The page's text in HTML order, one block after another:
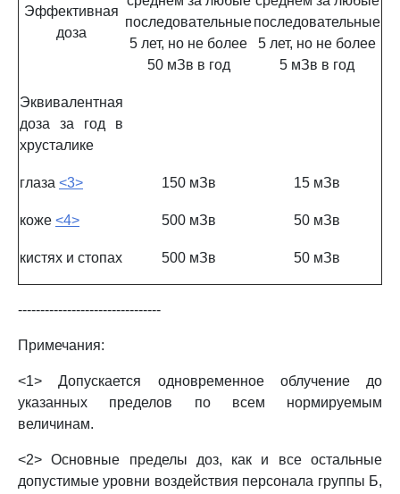
Эффективная
доза
последовательные
5 лет, но не более
50 мЗв в год
последовательные
5 лет, но не более
5 мЗв в год
Эквивалентная
доза за год в
хрусталике
глаза <3> 150 мЗв 15 мЗв
коже <4> 500 мЗв 50 мЗв
кистях и стопах 500 мЗв 50 мЗв
--------------------------------
Примечания:
<1> Допускается одновременное облучение до
указанных пределов по всем нормируемым
величинам.
<2> Основные пределы доз, как и все остальные
допустимые уровни воздействия персонала группы Б,